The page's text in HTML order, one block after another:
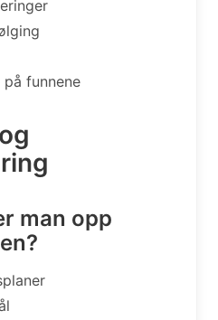
på funnene
man opp